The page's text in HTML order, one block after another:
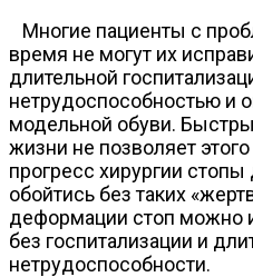
Многие пациенты с
время не могут их
длительной
нетрудоспособностью и
модельной обуви.
жизни не позволяет
прогресс хирургии
обойтись без таких
деформации стоп можно
без госпитализации и
нетрудоспособности.